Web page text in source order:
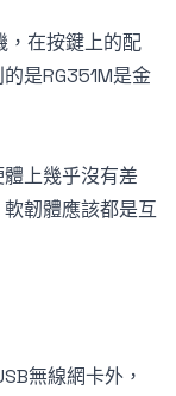
，在按鍵上的配
是RG351M是金
上幾乎沒有差
韌體應該都是互
無線網卡外，